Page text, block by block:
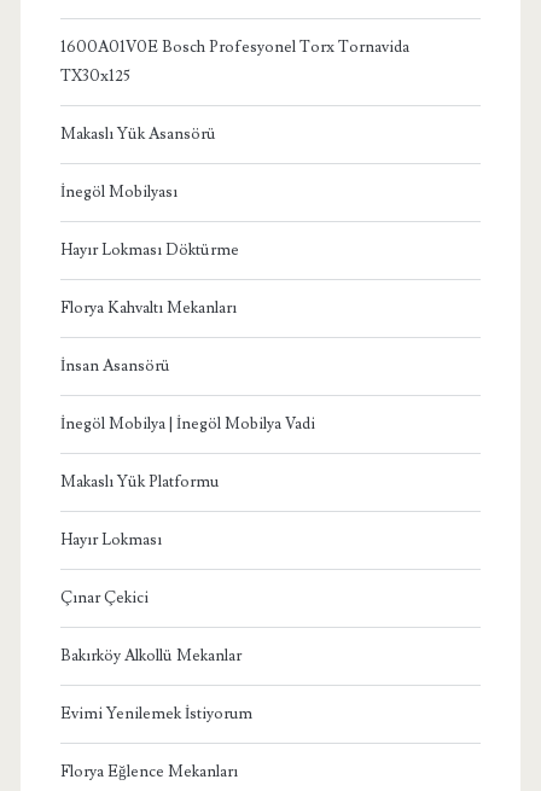
1600A01V0E Bosch Profesyonel Torx Tornavida
TX30x125
Makaslı Yük Asansörü
İnegöl Mobilyası
Hayır Lokması Döktürme
Florya Kahvaltı Mekanları
İnsan Asansörü
İnegöl Mobilya | İnegöl Mobilya Vadi
Makaslı Yük Platformu
Hayır Lokması
Çınar Çekici
Bakırköy Alkollü Mekanlar
Evimi Yenilemek İstiyorum
Florya Eğlence Mekanları